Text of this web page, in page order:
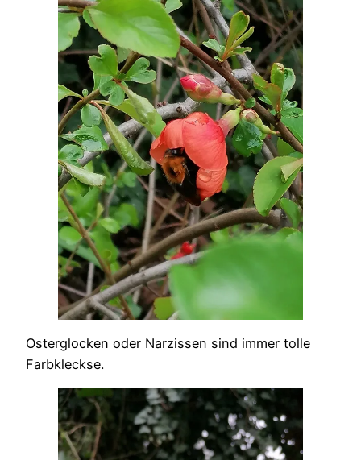
Osterglocken oder Narzissen sind immer tolle
Farbkleckse.